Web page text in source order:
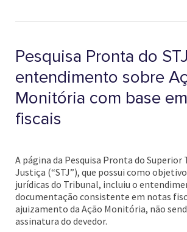
Pesquisa Pronta do
entendimento sobre
Monitória com base
fiscais
A página da Pesquisa Pronta do Superior
Justiça (“STJ”), que possui como
jurídicas do Tribunal, incluiu o
documentação consistente em notas
ajuizamento da Ação Monitória, não
assinatura do devedor.